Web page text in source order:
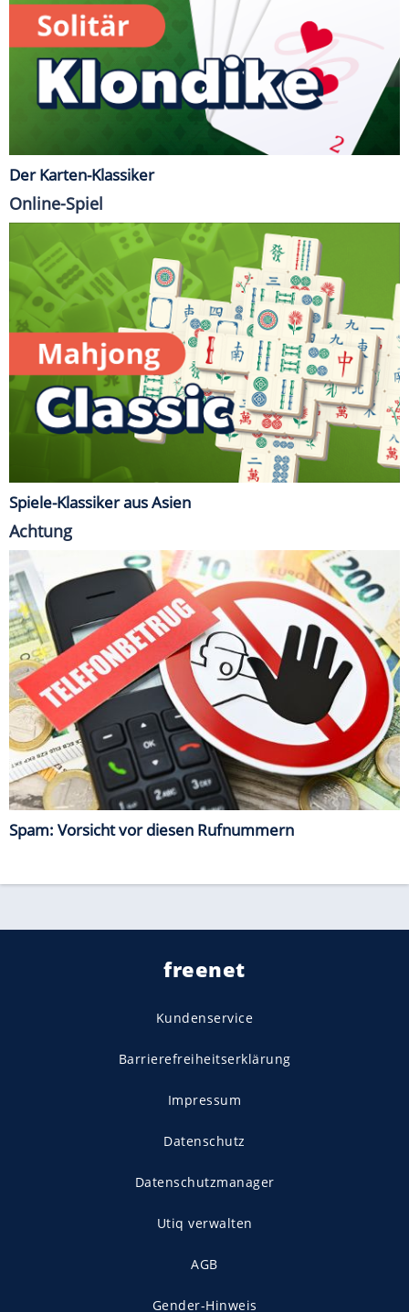
Der Karten-Klassiker
Online-Spiel
Spiele-Klassiker aus Asien
Achtung
Spam: Vorsicht vor diesen Rufnummern
freenet
Kundenservice
Barrierefreiheitserklärung
Impressum
Datenschutz
Datenschutzmanager
Utiq verwalten
AGB
Gender-Hinweis